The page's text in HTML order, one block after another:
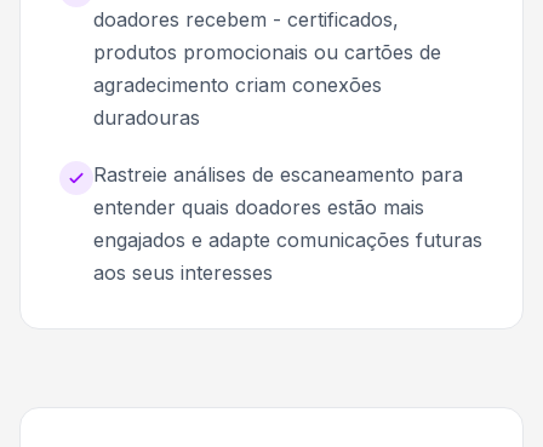
doadores recebem - certificados,
produtos promocionais ou cartões de
agradecimento criam conexões
duradouras
Rastreie análises de escaneamento para
entender quais doadores estão mais
engajados e adapte comunicações futuras
aos seus interesses